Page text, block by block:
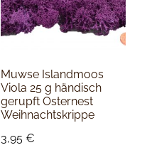
Muwse Islandmoos
Viola 25 g händisch
gerupft Osternest
Weihnachtskrippe
3,95€